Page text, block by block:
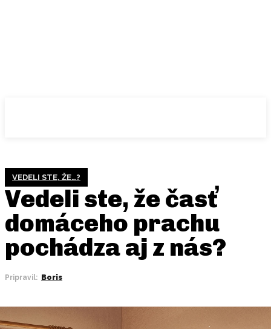
VEDELI STE, ŽE…?
Vedeli ste, že časť
domáceho prachu
pochádza aj z nás?
Pripravil: Boris